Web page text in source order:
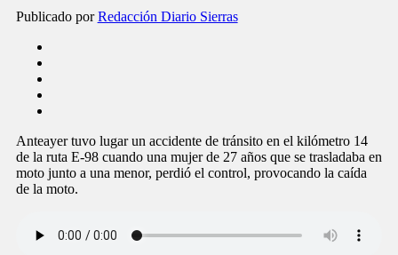
Publicado porRedacción Diario Sierras
Anteayer tuvo lugar un accidente de tránsito en el kilómetro 14
de la ruta E-98 cuando una mujer de 27 años que se trasladaba en
moto junto a una menor, perdió el control, provocando la caída
de la moto.